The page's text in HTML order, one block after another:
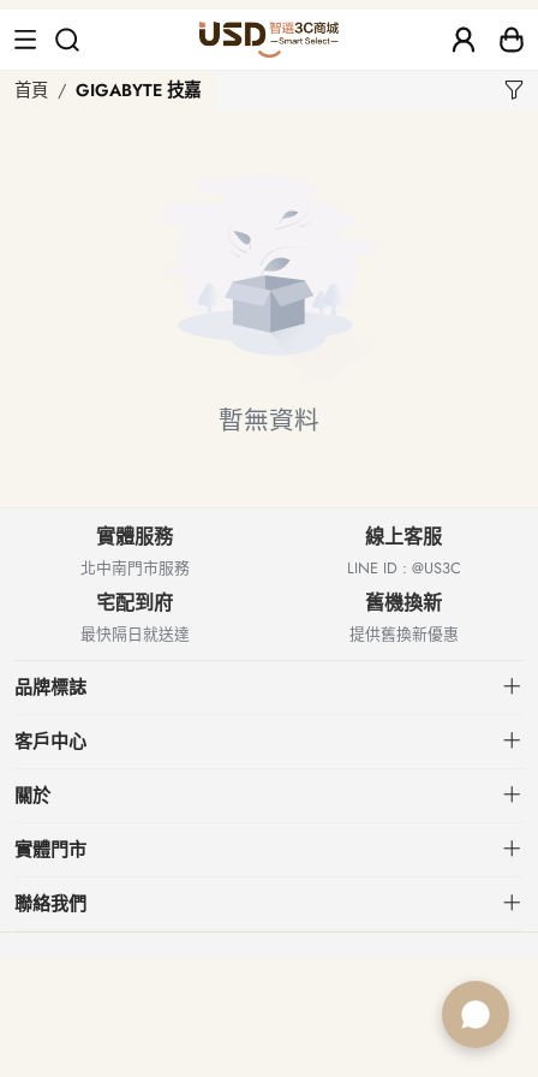
GIGABYTE 技嘉
首頁 GIGABYTE 技嘉
暫無資料
實體服務
北中南門市服務
線上客服
LINE ID : @US3C
宅配到府
最快隔日就送達
舊機換新
提供舊換新優惠
品牌標誌
客戶中心
會員中心
關於
關於US3C
實體門市
台北小南門店
台北南港店
聯絡我們